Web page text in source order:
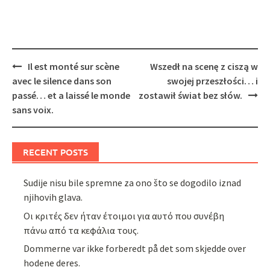
Post
navigation
Il est monté sur scène
avec le silence dans son
passé… et a laissé le monde
sans voix.
Wszedł na scenę z ciszą w
swojej przeszłości… i
zostawił świat bez słów.
RECENT POSTS
Sudije nisu bile spremne za ono što se dogodilo iznad
njihovih glava.
Οι κριτές δεν ήταν έτοιμοι για αυτό που συνέβη
πάνω από τα κεφάλια τους.
Dommerne var ikke forberedt på det som skjedde over
hodene deres.